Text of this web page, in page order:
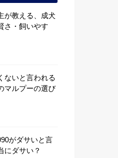
が教える、成犬
さ・飼いやす
ないと言われる
マルプーの選び
がダサいと言
にダサい？